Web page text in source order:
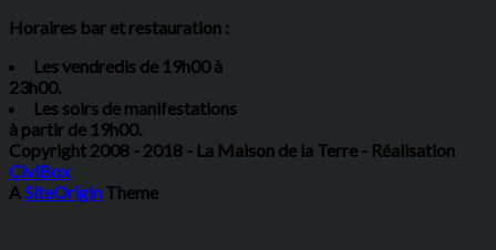
Horaires bar et restauration :
Les vendredis de 19h00 à
23h00.
Les soirs de manifestations
à partir de 19h00.
Copyright 2008 - 2018 - La Maison de la Terre - Réalisation
CiviBox
ASiteOrigin Theme